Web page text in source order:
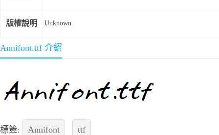
版權說明 Unknown
Annifont.ttf 介紹
標簽: Annifont ttf